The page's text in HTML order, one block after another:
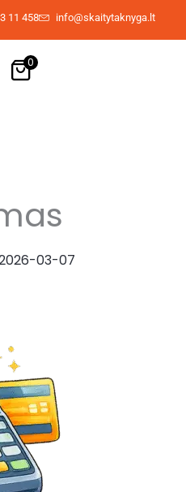
11 458 info@skaitytaknyga.lt
0
03-07